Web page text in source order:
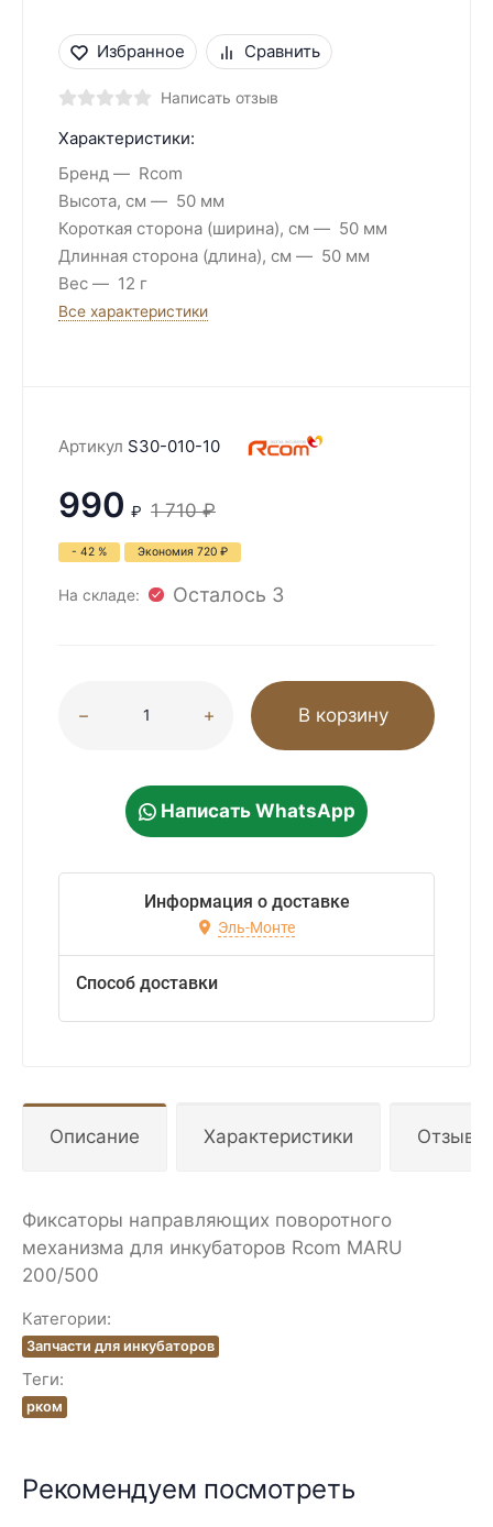
Избранное Сравнить
Написать отзыв
Характеристики:
Бренд
Rcom
Высота, см
50 мм
Короткая сторона (ширина), см
50 мм
Длинная сторона (длина), см
50 мм
Вес
12 г
Все характеристики
Артикул S30-010-10
990 ₽ 1 710 ₽
- 42 % Экономия 720 ₽
На складе: Осталось 3
В корзину
Написать WhatsApp
Информация о доставке
Эль-Монте
Способ доставки
Описание Характеристики
Фиксаторы направляющих поворотного
механизма для инкубаторов Rcom MARU
200/500
Категории:
Запчасти для инкубаторов
Теги:
рком
Рекомендуем посмотреть